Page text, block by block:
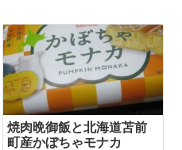
焼肉晩御飯と北海道苫前
町産かぼちゃモナカ